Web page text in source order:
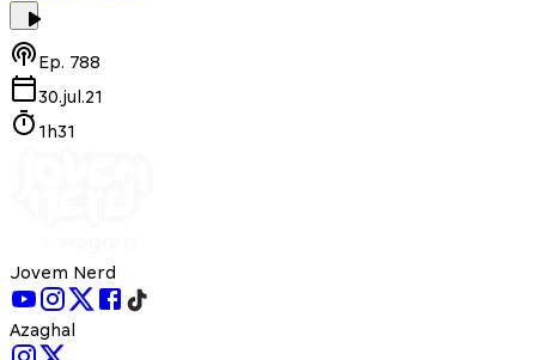
Ep. 788
30.jul.21
1h31
Jovem Nerd
Azaghal